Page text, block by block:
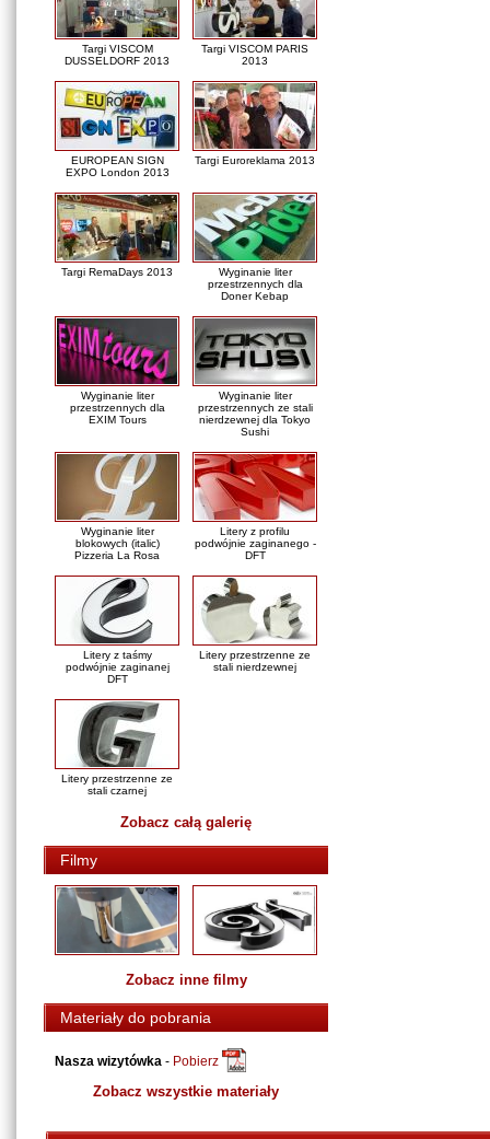
Targi VISCOM
DUSSELDORF 2013
Targi VISCOM PARIS
2013
EUROPEAN SIGN
EXPO London 2013
Targi Euroreklama 2013
Targi RemaDays 2013
Wyginanie liter
przestrzennych dla
Doner Kebap
Wyginanie liter
przestrzennych dla
EXIM Tours
Wyginanie liter
przestrzennych ze stali
nierdzewnej dla Tokyo
Sushi
Wyginanie liter
blokowych (italic)
Pizzeria La Rosa
Litery z profilu
podwójnie zaginanego -
DFT
Litery z taśmy
podwójnie zaginanej
DFT
Litery przestrzenne ze
stali nierdzewnej
Litery przestrzenne ze
stali czarnej
Zobacz całą galerię
Filmy
Zobacz inne filmy
Materiały do pobrania
Nasza wizytówka - Pobierz
Zobacz wszystkie materiały